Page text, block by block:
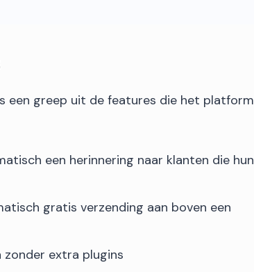
een greep uit de features die het platform
een herinnering naar klanten die hun
gratis verzending aan boven een
extra plugins